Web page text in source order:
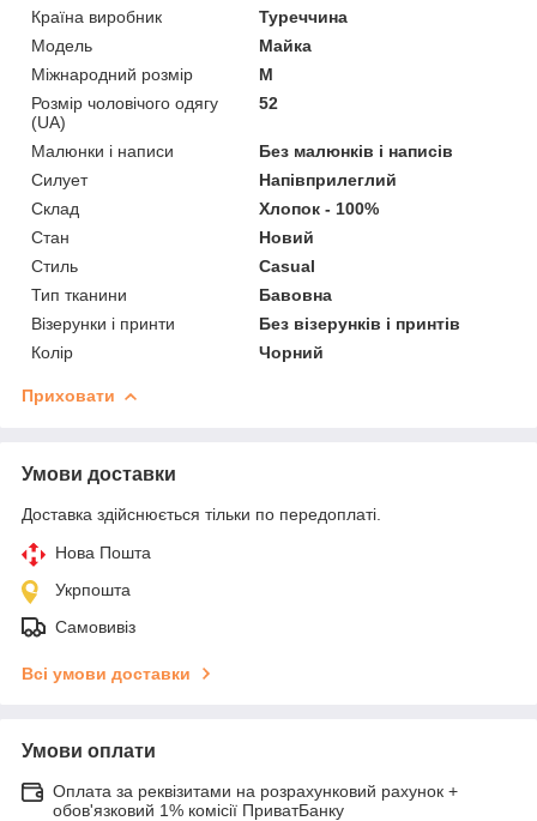
Країна виробник
Туреччина
Модель
Майка
Міжнародний розмір
M
Розмір чоловічого одягу
(UA)
52
Малюнки і написи
Без малюнків і написів
Силует
Напівприлеглий
Склад
Хлопок - 100%
Стан
Новий
Стиль
Casual
Тип тканини
Бавовна
Візерунки і принти
Без візерунків і принтів
Колір
Чорний
Приховати
Умови доставки
Доставка здійснюється тільки по передоплаті.
Нова Пошта
Укрпошта
Самовивіз
Всі умови доставки
Умови оплати
Оплата за реквізитами на розрахунковий рахунок +
обов'язковий 1% комісії ПриватБанку